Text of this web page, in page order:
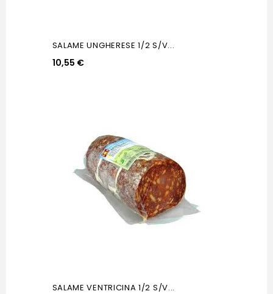
SALAME UNGHERESE 1/2 S/V...
10,55 €
SALAME VENTRICINA 1/2 S/V...